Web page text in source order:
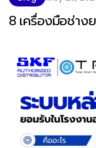
8 เครื่องมือช่า